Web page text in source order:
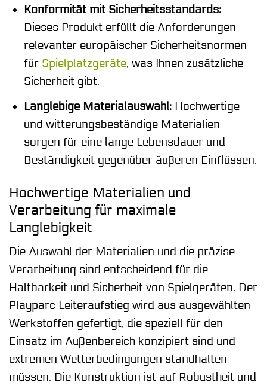
Konformität mit Sicherheitsstandards:
Dieses Produkt erfüllt die Anforderungen
relevanter europäischer Sicherheitsnormen
für Spielplatzgeräte, was Ihnen zusätzliche
Sicherheit gibt.
Langlebige Materialauswahl:Hochwertige
und witterungsbeständige Materialien
sorgen für eine lange Lebensdauer und
Beständigkeit gegenüber äußeren Einflüssen.
Hochwertige Materialien und
Verarbeitung für maximale
Langlebigkeit
Die Auswahl der Materialien und die präzise
Verarbeitung sind entscheidend für die
Haltbarkeit und Sicherheit von Spielgeräten. Der
Playparc Leiteraufstieg wird aus ausgewählten
Werkstoffen gefertigt, die speziell für den
Einsatz im Außenbereich konzipiert sind und
extremen Wetterbedingungen standhalten
müssen. Die Konstruktion ist auf Robustheit und